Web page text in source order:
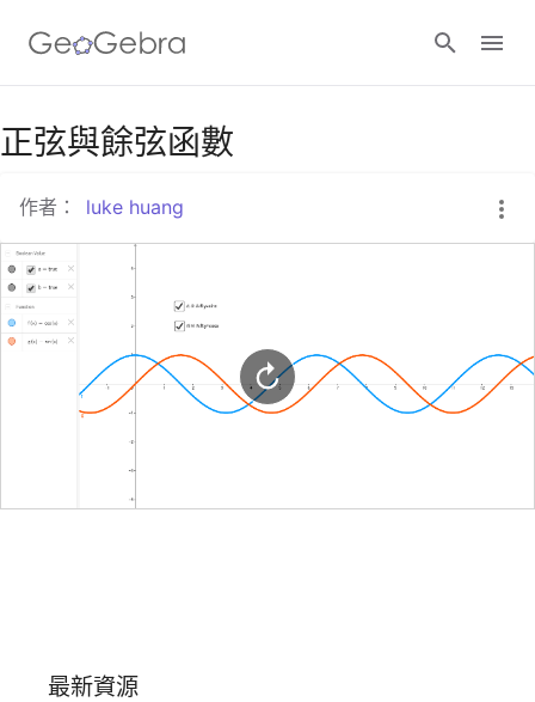
Google Classroom
GeoGebra Classroom
正弦與餘弦函數
作者： luke huang
最新資源